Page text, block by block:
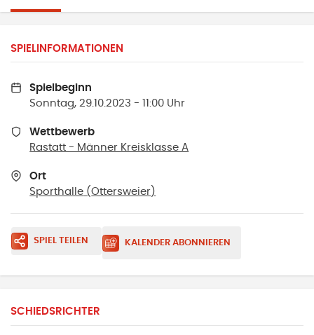
SPIELINFORMATIONEN
Spielbeginn
Sonntag, 29.10.2023 - 11:00 Uhr
Wettbewerb
Rastatt - Männer Kreisklasse A
Ort
Sporthalle (Ottersweier )
SPIEL TEILEN KALENDER ABONNIEREN
SCHIEDSRICHTER